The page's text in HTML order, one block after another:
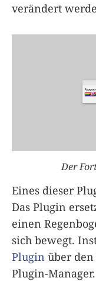
verändert
Der
Eines dieser
Das Plugin
einen
sich bewegt.
Plugin über
Plugin-